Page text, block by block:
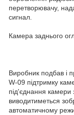
перетворювачу,
сигнал.
Камера заднього
Виробник подбав і
W-09 підтримку
під'єднання камери
виводитиметься
автоматичному